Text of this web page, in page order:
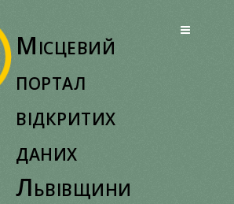
Місцевий
портал
відкритих
даних
Львівщини